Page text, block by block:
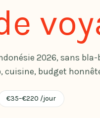
2026, sans
cuisine, budget
€35–€220 /jour